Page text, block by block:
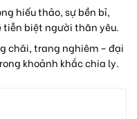
hiếu thảo, sự bền bỉ,
biệt người thân yêu.
chãi, trang nghiêm – đại
khoảnh khắc chia ly.